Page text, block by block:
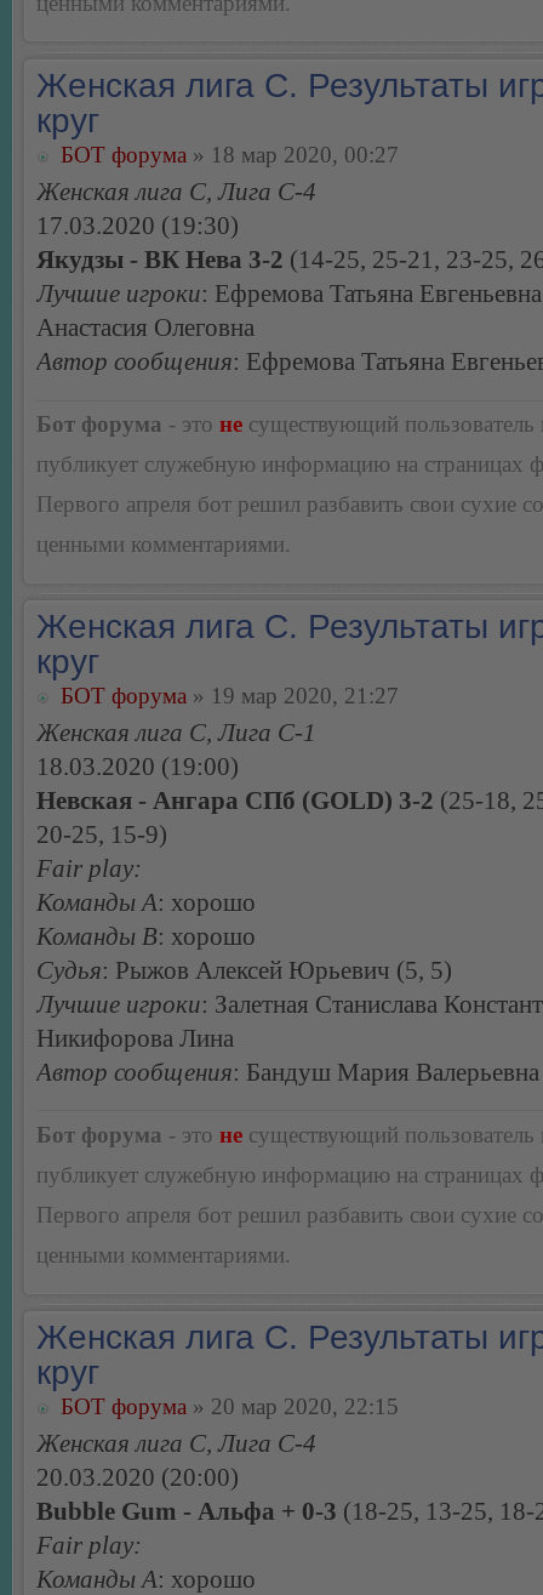
Женская лига С. Результаты
круг
БОТ форума » 18 мар 2020, 00:27
Женская лига С, Лига С-4
17.03.2020 (19:30)
Якудзы - ВК Нева 3-2 (14-25, 25-21, 23-25,
Лучшие игроки: Ефремова Татьяна
Анастасия Олеговна
Автор сообщения: Ефремова Татьяна
Бот форума - это не существующий пользователь
публикует служебную информацию на страницах
Первого апреля бот решил разбавить свои сухие
ценными комментариями.
Женская лига С. Результаты
круг
БОТ форума » 19 мар 2020, 21:27
Женская лига С, Лига С-1
18.03.2020 (19:00)
Невская - Ангара СПб (GOLD) 3-2 (25-18,
20-25, 15-9)
Fair play:
Команды А: хорошо
Команды В: хорошо
Судья: Рыжов Алексей Юрьевич (5, 5)
Лучшие игроки: Залетная Станислава
Никифорова Лина
Автор сообщения: Бандуш Мария Валерьевна
Бот форума - это не существующий пользователь
публикует служебную информацию на страницах
Первого апреля бот решил разбавить свои сухие
ценными комментариями.
Женская лига С. Результаты
круг
БОТ форума » 20 мар 2020, 22:15
Женская лига С, Лига С-4
20.03.2020 (20:00)
Bubble Gum - Альфа + 0-3 (18-25, 13-25, 18-
Fair play:
Команды А: хорошо